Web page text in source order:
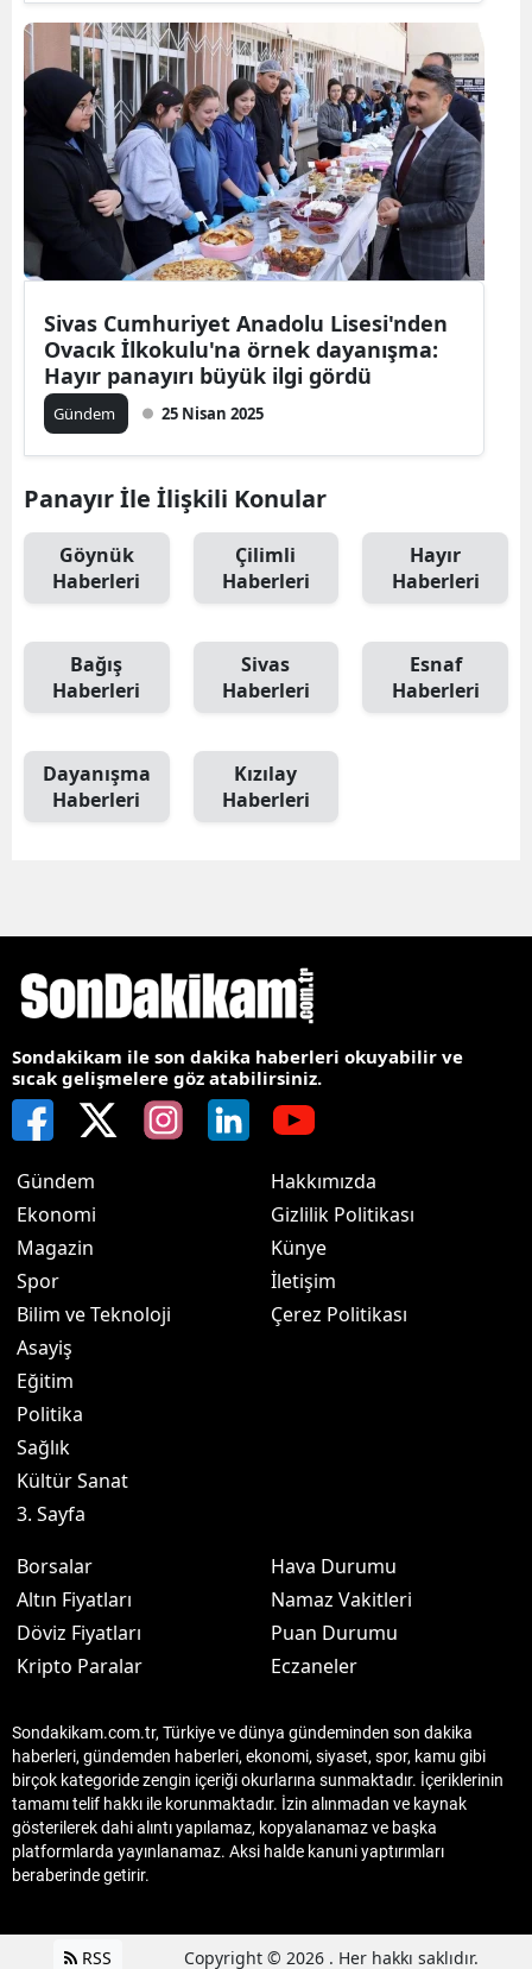
Sivas Cumhuriyet Anadolu Lisesi'nden
Ovacık İlkokulu'na örnek dayanışma:
Hayır panayırı büyük ilgi gördü
Gündem 25 Nisan 2025
Panayır İle İlişkili Konular
Göynük
Haberleri
Çilimli
Haberleri
Hayır
Haberleri
Bağış
Haberleri
Sivas
Haberleri
Esnaf
Haberleri
Dayanışma
Haberleri
Kızılay
Haberleri
Sondakikam ile son dakika haberleri okuyabilir ve
sıcak gelişmelere göz atabilirsiniz.
Gündem
Ekonomi
Magazin
Spor
Bilim ve Teknoloji
Asayiş
Eğitim
Politika
Sağlık
Kültür Sanat
3. Sayfa
Hakkımızda
Gizlilik Politikası
Künye
İletişim
Çerez Politikası
Borsalar
Altın Fiyatları
Döviz Fiyatları
Kripto Paralar
Hava Durumu
Namaz Vakitleri
Puan Durumu
Eczaneler
Sondakikam.com.tr, Türkiye ve dünya gündeminden son dakika
haberleri, gündemden haberleri, ekonomi, siyaset, spor, kamu gibi
birçok kategoride zengin içeriği okurlarına sunmaktadır. İçeriklerinin
tamamı telif hakkı ile korunmaktadır. İzin alınmadan ve kaynak
gösterilerek dahi alıntı yapılamaz, kopyalanamaz ve başka
platformlarda yayınlanamaz. Aksi halde kanuni yaptırımları
beraberinde getirir.
RSS Copyright © 2026 . Her hakkı saklıdır.